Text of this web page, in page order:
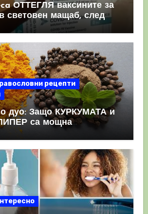
ОТТЕГЛЯ ваксините за
световен мащаб, след
че те причиняват
рецепти
дуо: Защо КУРКУМАТА и
са мощна